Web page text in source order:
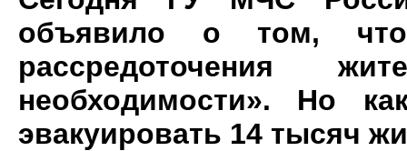
объявило о том,
рассредоточения
необходимости». Но
эвакуировать 14 тысяч